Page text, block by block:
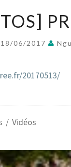
18/06/2017
20170513/
/ Vidéos